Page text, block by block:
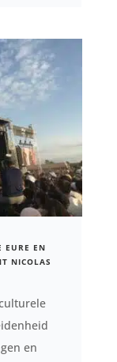
EURE EN
NICOLAS
en